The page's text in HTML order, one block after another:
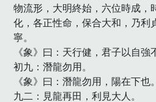
物流形，大明終始，六位時成，
化，各正性命，保合大和，乃利
寧。
《象》曰：天行健，君子以自強
初九：潛龍勿用。
《象》曰：潛龍勿用，陽在下也。
九二：見龍再田，利見大人。